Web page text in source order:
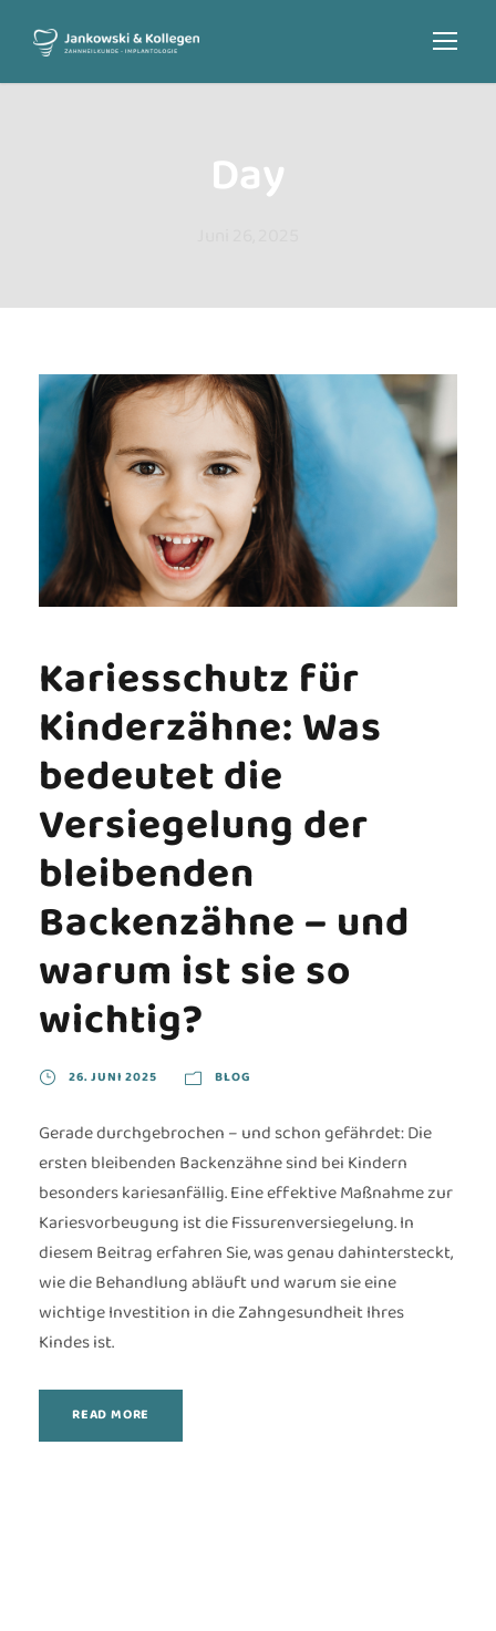
Day
Kariesschutz für
Kinderzähne: Was
bedeutet die
Versiegelung der
bleibenden
Backenzähne – und
warum ist sie so
wichtig?
26. JUNI 2025 BLOG
Gerade durchgebrochen – und schon gefährdet: Die
ersten bleibenden Backenzähne sind bei Kindern
besonders kariesanfällig. Eine effektive Maßnahme zur
Kariesvorbeugung ist die Fissurenversiegelung. In
diesem Beitrag erfahren Sie, was genau dahintersteckt,
wie die Behandlung abläuft und warum sie eine
wichtige Investition in die Zahngesundheit Ihres
Kindes ist.
READ MORE